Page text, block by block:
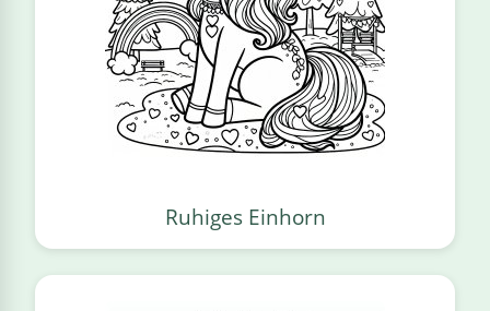
Ruhiges Einhorn